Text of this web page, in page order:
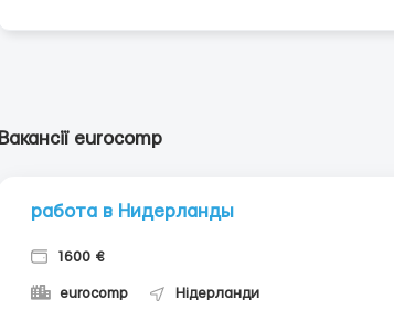
Вакансії eurocomp
работа в Нидерланды
1600 €
eurocomp Нідерланди